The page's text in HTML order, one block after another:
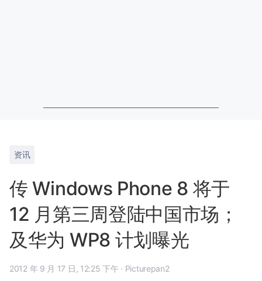
资讯
传 Windows Phone 8 将于
12 月第三周登陆中国市场；
及华为 WP8 计划曝光
2012 年 9 月 17 日, 12:25 下午 · Picturepan2